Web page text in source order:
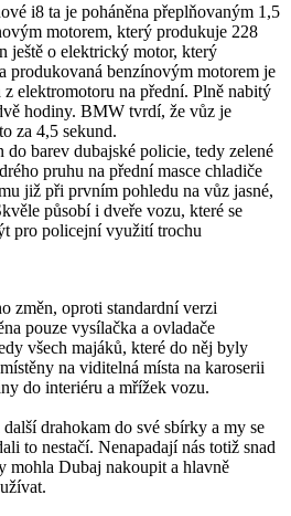
i8 ta je poháněna přeplňovaným 1,5
motorem, který produkuje 228
ještě o elektrický motor, který
produkovaná benzínovým motorem je
z elektromotoru na přední. Plně nabitý
hodiny. BMW tvrdí, že vůz je
za 4,5 sekund.
do barev dubajské policie, tedy zelené
pruhu na přední masce chladiče
již při prvním pohledu na vůz jasné,
působí i dveře vozu, které se
pro policejní využití trochu
změn, oproti standardní verzi
pouze vysílačka a ovladače
všech majáků, které do něj byly
na viditelná místa na karoserii
do interiéru a mřížek vozu.
drahokam do své sbírky a my se
to nestačí. Nenapadají nás totiž snad
mohla Dubaj nakoupit a hlavně